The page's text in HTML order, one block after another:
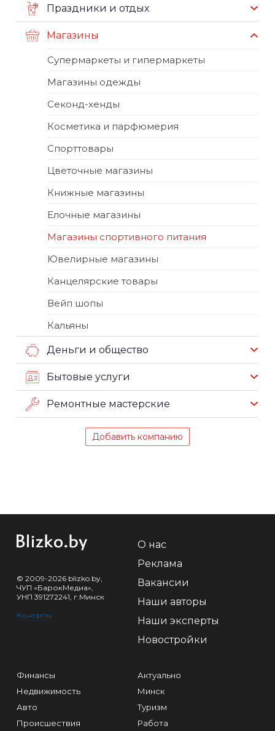
Праздники и отдых
Магазины
Супермаркеты и гипермаркеты
Магазины одежды
Секонд-хенды
Косметика и парфюмерия
Спорттовары
Цветочные магазины
Книжные магазины
Елочные магазины
Магазины спортивного питания
Ювелирные магазины
Канцелярские товары
Вейп шопы
Кальяны
Деньги и общество
Бытовые услуги
Ремонтные мастерские
Добавить компанию
© 2009-2026 blizko.by,
ЧУП «БарокМедиа»,
УНП 391272241, г.Минск
Контакты
О нас
Реклама
Вакансии
Наши авторы
Наши эксперты
Новостройки
Финансы
Недвижимость
Авто
Происшествия
Актуально
Минск
Туризм
Работа